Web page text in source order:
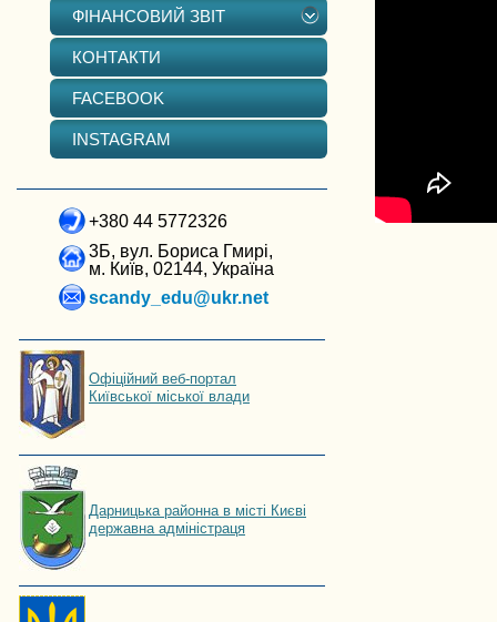
ФІНАНСОВИЙ ЗВІТ
КОНТАКТИ
FACEBOOK
INSTAGRAM
+380 44 5772326
3Б, вул. Бориса Гмирі,
м. Київ, 02144, Україна
scandy_edu@ukr.net
Офіційний веб-портал
Київської міської влади
Дарницька районна в місті Києві
державна адміністраця